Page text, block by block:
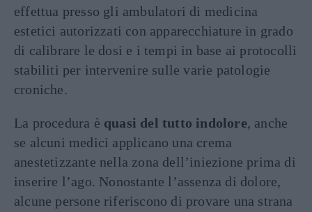
effettua presso gli ambulatori di medicina
estetici autorizzati con apparecchiature in grado
di calibrare le dosi e i tempi in base ai protocolli
stabiliti per intervenire sulle varie patologie
croniche.
La procedura è quasi del tutto indolore, anche
se alcuni medici applicano una crema
anestetizzante nella zona dell’iniezione prima di
inserire l’ago. Nonostante l’assenza di dolore,
alcune persone riferiscono di provare una strana